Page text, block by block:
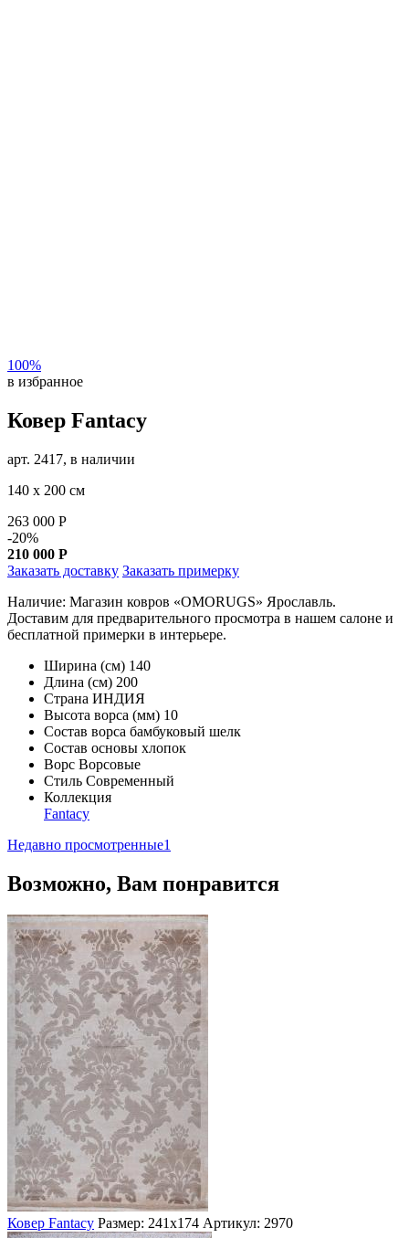
100%
в избранное
Ковер Fantacy
арт. 2417, в наличии
140 х 200 см
263 000 Р
-20%
210 000 Р
Заказать доставку Заказать примерку
Наличие: Магазин ковров «OMORUGS» Ярославль.
Доставим для предварительного просмотра в нашем салоне и
бесплатной примерки в интерьере.
Ширина (см) 140
Длина (см) 200
Страна ИНДИЯ
Высота ворса (мм) 10
Состав ворса бамбуковый шелк
Состав основы хлопок
Ворс Ворсовые
Стиль Современный
Коллекция
Fantacy
Недавно просмотренные1
Возможно, Вам понравится
Ковер Fantacy Размер: 241х174 Артикул: 2970